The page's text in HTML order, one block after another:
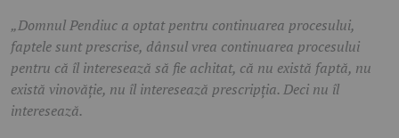
„Domnul Pendiuc a optat pentru continuarea procesului,
faptele sunt prescrise, dânsul vrea continuarea procesului
pentru că îl interesează să fie achitat, că nu există faptă, nu
există vinovăție, nu îl interesează prescripția. Deci nu îl
interesează.